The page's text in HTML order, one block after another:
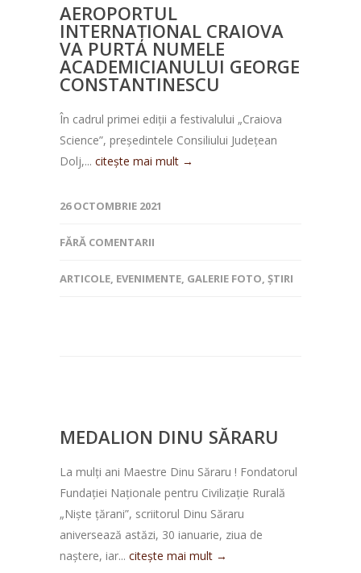
AEROPORTUL
INTERNAȚIONAL CRAIOVA
VA PURTA NUMELE
ACADEMICIANULUI GEORGE
CONSTANTINESCU
În cadrul primei ediții a festivalului „Craiova
Science”, președintele Consiliului Județean
Dolj,... citește mai mult →
26 OCTOMBRIE 2021
FĂRĂ COMENTARII
ARTICOLE, EVENIMENTE, GALERIE FOTO, ȘTIRI
MEDALION DINU SĂRARU
La mulți ani Maestre Dinu Săraru ! Fondatorul
Fundației Naționale pentru Civilizație Rurală
„Niște țărani”, scriitorul Dinu Săraru
aniversează astăzi, 30 ianuarie, ziua de
naștere, iar... citește mai mult →